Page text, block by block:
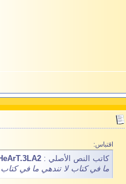
اقتباس:
كاتب النص الأصلي :
ما في كتاب لا تندهي ما في كتاب